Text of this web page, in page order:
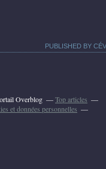
PUBLISHED BY
Overblog
Top articles
et données personnelles